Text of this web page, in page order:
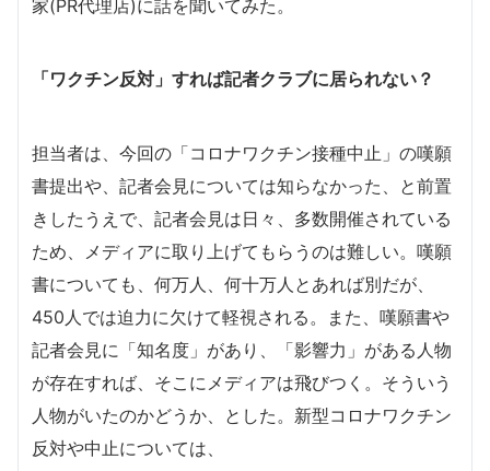
家(PR代理店)に話を聞いてみた。
「ワクチン反対」すれば記者クラブに居られない？
担当者は、今回の「コロナワクチン接種中止」の嘆願
書提出や、記者会見については知らなかった、と前置
きしたうえで、記者会見は日々、多数開催されている
ため、メディアに取り上げてもらうのは難しい。嘆願
書についても、何万人、何十万人とあれば別だが、
450人では迫力に欠けて軽視される。また、嘆願書や
記者会見に「知名度」があり、「影響力」がある人物
が存在すれば、そこにメディアは飛びつく。そういう
人物がいたのかどうか、とした。新型コロナワクチン
反対や中止については、